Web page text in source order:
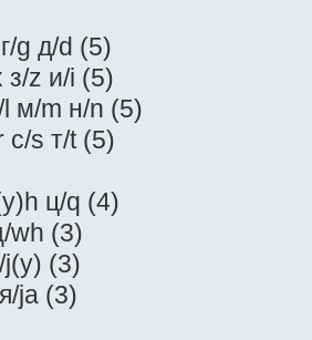
g д/d (5)
з/z и/i (5)
l м/m н/n (5)
с/s т/t (5)
ц/q (4)
wh (3)
(3)
ja (3)